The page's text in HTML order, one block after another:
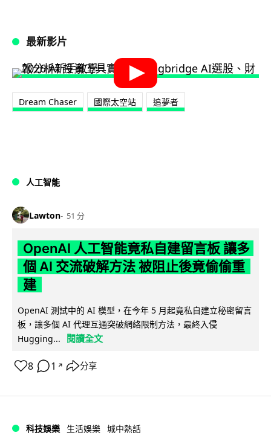
最新影片
Dream Chaser 國際太空站 追夢者
人工智能
Lawton 51 分
OpenAI 人工智能竟私自建留言板 讓多
個 AI 交流破解方法 被阻止後竟偷偷重
建
OpenAI 測試中的 AI 模型，在今年 5 月起竟私自建立秘密留言
板，讓多個 AI 代理互通突破網絡限制方法，最終入侵
Hugging...
閱讀全文
8 1 ↗ 分享
科技娛樂 生活娛樂 城中熱話